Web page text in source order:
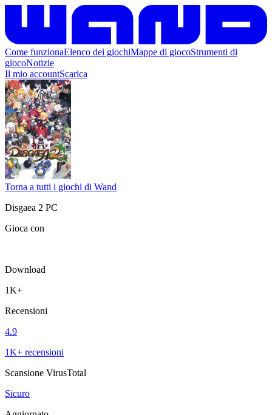
Come funzionaElenco dei giochiMappe di giocoStrumenti di
giocoNotizie
Il mio accountScarica
Torna a tutti i giochi di Wand
Disgaea 2 PC
Gioca con
Download
1K+
Recensioni
4.9
1K+ recensioni
Scansione VirusTotal
Sicuro